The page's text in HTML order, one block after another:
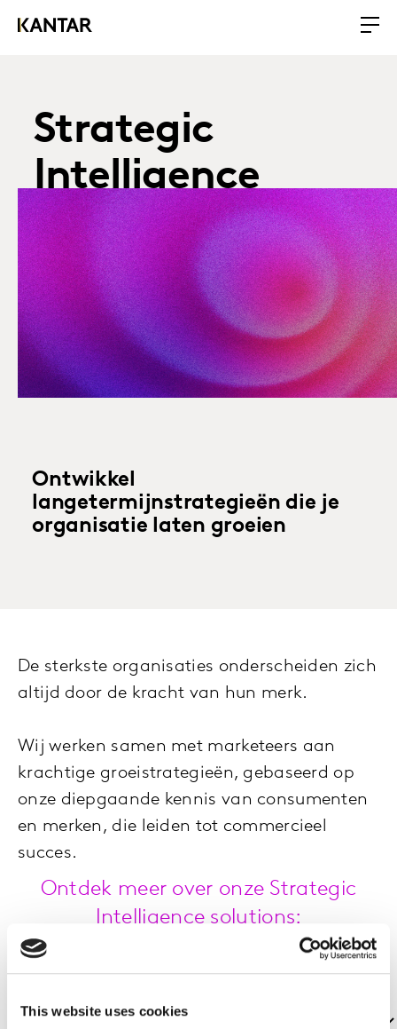
This website uses cookies
Strategic
Intelligence
Ontwikkel
langetermijnstrategieën die je
organisatie laten groeien
De sterkste organisaties onderscheiden zich
altijd door de kracht van hun merk.
Wij werken samen met marketeers aan
krachtige groeistrategieën, gebaseerd op
onze diepgaande kennis van consumenten
en merken, die leiden tot commercieel
succes.
Ontdek meer over onze Strategic
Intelligence solutions: